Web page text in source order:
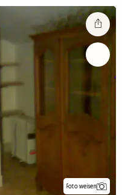
Foto weisen